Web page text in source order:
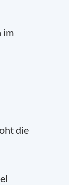
im
die